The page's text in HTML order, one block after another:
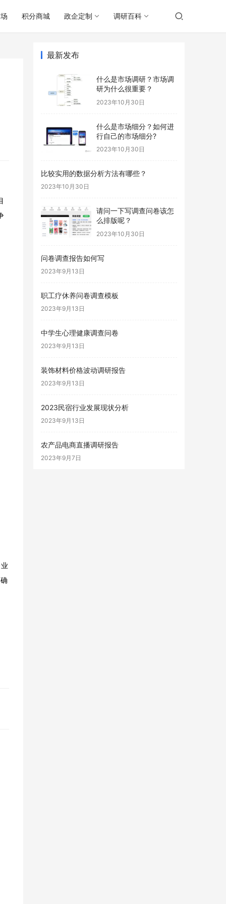
积分商城 政企定制 调研百科
最新发布
什么是市场调研？市场调
研为什么很重要？
2023年10月30日
什么是市场细分？如何进
行自己的市场细分?
2023年10月30日
比较实用的数据分析方法有哪些？
2023年10月30日
请问一下写调查问卷该怎
么排版呢？
2023年10月30日
问卷调查报告如何写
2023年9月13日
职工疗休养问卷调查模板
2023年9月13日
中学生心理健康调查问卷
2023年9月13日
装饰材料价格波动调研报告
2023年9月13日
2023民宿行业发展现状分析
2023年9月13日
农产品电商直播调研报告
2023年9月7日